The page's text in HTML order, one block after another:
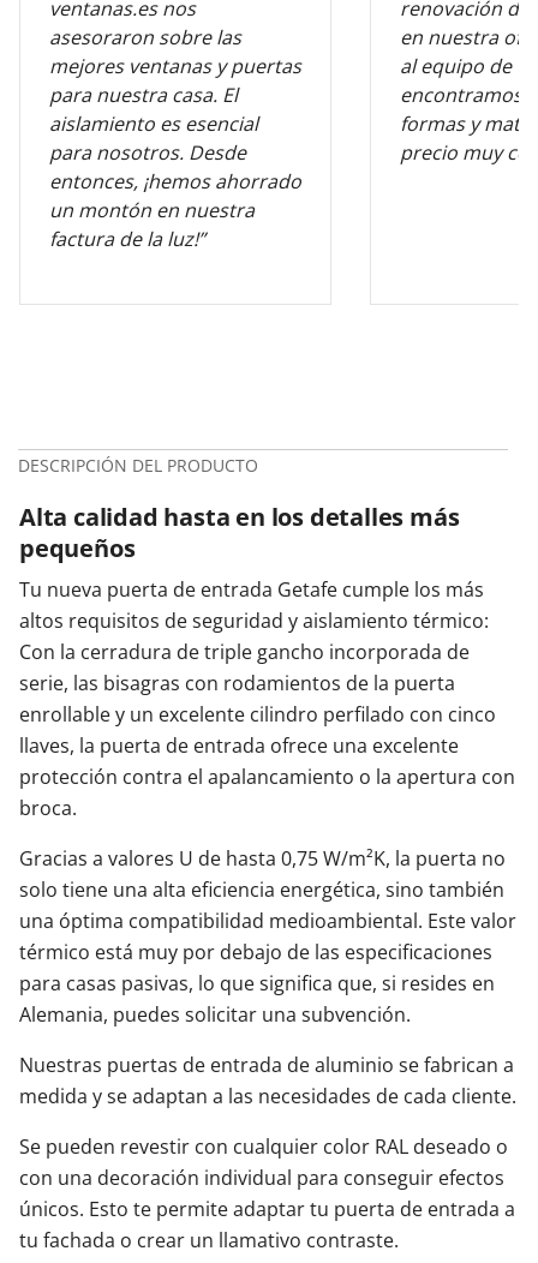
ventanas.es nos
asesoraron sobre las
mejores ventanas y puertas
para nuestra casa. El
aislamiento es esencial
para nosotros. Desde
entonces, ¡hemos ahorrado
un montón en nuestra
factura de la luz!”
renovación de
en nuestra
al equipo de
encontramos
formas y
precio muy
DESCRIPCIÓN DEL PRODUCTO
Alta calidad hasta en los detalles más
pequeños
Tu nueva puerta de entrada Getafe cumple los más
altos requisitos de seguridad y aislamiento térmico:
Con la cerradura de triple gancho incorporada de
serie, las bisagras con rodamientos de la puerta
enrollable y un excelente cilindro perfilado con cinco
llaves, la puerta de entrada ofrece una excelente
protección contra el apalancamiento o la apertura con
broca.
Gracias a valores U de hasta 0,75 W/m²K, la puerta no
solo tiene una alta eficiencia energética, sino también
una óptima compatibilidad medioambiental. Este valor
térmico está muy por debajo de las especificaciones
para casas pasivas, lo que significa que, si resides en
Alemania, puedes solicitar una subvención.
Nuestras puertas de entrada de aluminio se fabrican a
medida y se adaptan a las necesidades de cada cliente.
Se pueden revestir con cualquier color RAL deseado o
con una decoración individual para conseguir efectos
únicos. Esto te permite adaptar tu puerta de entrada a
tu fachada o crear un llamativo contraste.